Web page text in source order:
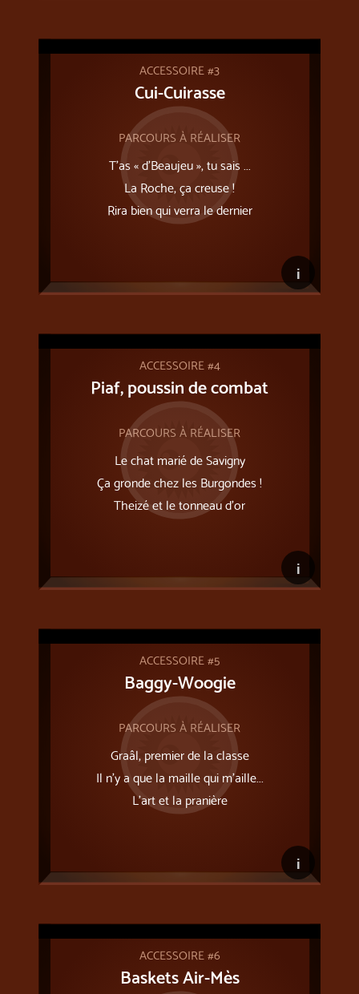
ACCESSOIRE #3
Cui-Cuirasse
PARCOURS À RÉALISER
T’as « d’Beaujeu », tu sais ...
La Roche, ça creuse !
Rira bien qui verra le dernier
i
ACCESSOIRE #4
Piaf, poussin de combat
PARCOURS À RÉALISER
Le chat marié de Savigny
Ça gronde chez les Burgondes !
Theizé et le tonneau d’or
i
ACCESSOIRE #5
Baggy-Woogie
PARCOURS À RÉALISER
Graâl, premier de la classe
Il n’y a que la maille qui m’aille...
L'art et la pranière
i
ACCESSOIRE #6
Baskets Air-Mès